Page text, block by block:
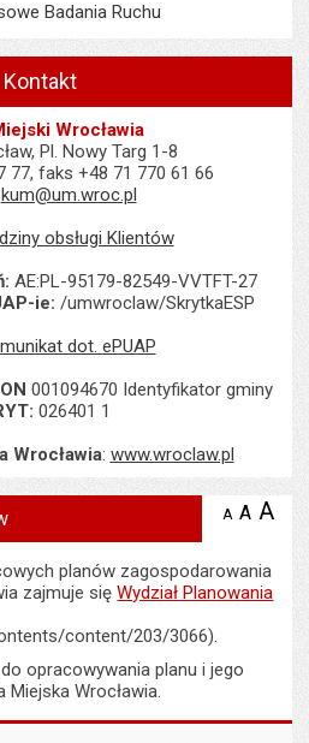
Badania Ruchu
Kontakt
Wrocławia
Pl. Nowy Targ 1-8
77, faks +48 71 770 61 66
kum@um.wroc.pl
obsługi Klientów
AE:PL-95179-82549-VVTFT-27
ie: /umwroclaw/SkrytkaESP
dot. ePUAP
001094670 Identyfikator gminy
026401 1
Wrocławia: www.wroclaw.pl
A zmniejsz
A A
planów zagospodarowania
zajmuje sięWydział Planowania
content/203/3066).
opracowywania planu i jego
Miejska Wrocławia.